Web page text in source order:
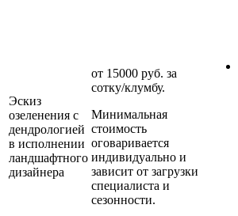
Эскиз
озеленения с
дендрологией
в исполнении
ландшафтного
дизайнера
от 15000 руб. за
сотку/клумбу.
Минимальная
стоимость
оговаривается
индивидуально и
зависит от загрузки
специалиста и
сезонности.